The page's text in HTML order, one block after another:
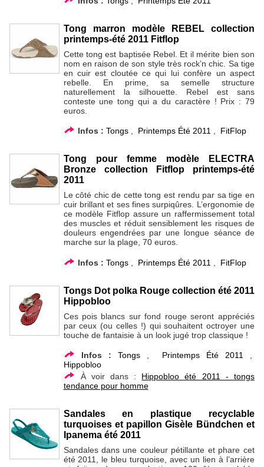
Tong marron modèle REBEL collection
printemps-été 2011 Fitflop
Cette tong est baptisée Rebel. Et il mérite bien son
nom en raison de son style très rock’n chic. Sa tige
en cuir est cloutée ce qui lui confère un aspect
rebelle. En prime, sa semelle structure
naturellement la silhouette. Rebel est sans
conteste une tong qui a du caractère ! Prix : 79
euros.
Infos : Tongs, Printemps Été 2011, FitFlop
Tong pour femme modèle ELECTRA
Bronze collection Fitflop printemps-été
2011
Le côté chic de cette tong est rendu par sa tige en
cuir brillant et ses fines surpiqûres. L’ergonomie de
ce modèle Fitflop assure un raffermissement total
des muscles et réduit sensiblement les risques de
douleurs engendrées par une longue séance de
marche sur la plage, 70 euros.
Infos : Tongs, Printemps Été 2011 FitFlop
Tongs Dot polka Rouge collection été 2011
Hippobloo
Ces pois blancs sur fond rouge seront appréciés
par ceux (ou celles !) qui souhaitent octroyer une
touche de fantaisie à un look jugé trop classique !
Infos : Tongs , Printemps Été 2011 ,
Hippobloo
À voir dans : Hippobloo été 2011 - tongs
tendance pour homme
Sandales en plastique recyclable
turquoises et papillon Gisèle Bündchen et
Ipanema été 2011
Sandales dans une couleur pétillante et phare cet
été 2011, le bleu turquoise, avec un lien à l’arrière